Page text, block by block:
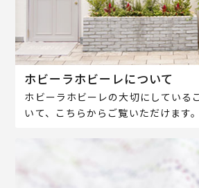
ホビーラホビーレについて
ホビーラホビーレの大切にしている
いて、こちらからご覧いただけます。